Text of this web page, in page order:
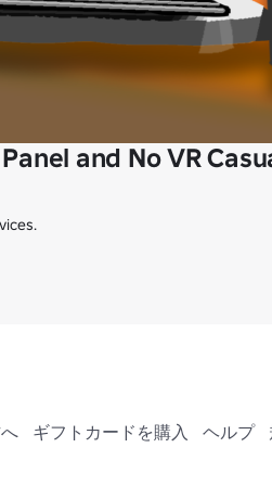
and No VR
ギフトカードを購入 ヘルプ